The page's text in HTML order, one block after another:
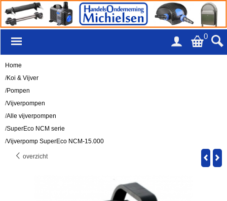
0
Home
/Koi & Vijver
/Pompen
/Vijverpompen
/Alle vijverpompen
/SuperEco NCM serie
/Vijverpomp SuperEco NCM-15.000
overzicht